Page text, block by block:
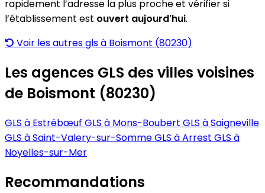
rapidement l’adresse la plus proche et vérifier si
l’établissement est ouvert aujourd'hui.
Voir les autres gls à Boismont (80230)
Les agences GLS des villes voisines
de Boismont (80230)
GLS à Estrébœuf GLS à Mons-Boubert GLS à Saigneville
GLS à Saint-Valery-sur-SommeGLS à Arrest GLS à
Noyelles-sur-Mer
Recommandations